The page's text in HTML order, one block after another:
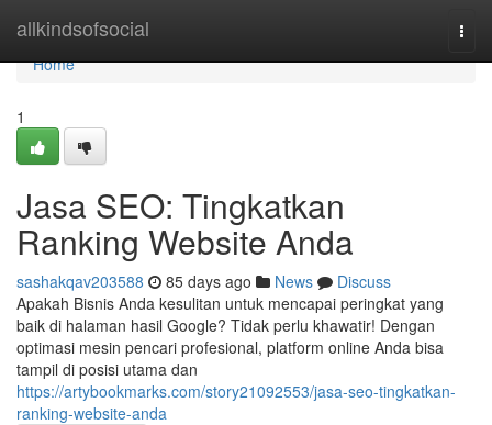
allkindsofsocial
Home
Home
1
Jasa SEO: Tingkatkan
Ranking Website Anda
sashakqav203588 85 days ago News
Discuss
Apakah Bisnis Anda kesulitan untuk mencapai peringkat yang
baik di halaman hasil Google? Tidak perlu khawatir! Dengan
optimasi mesin pencari profesional, platform online Anda bisa
tampil di posisi utama dan
https://artybookmarks.com/story21092553/jasa-seo-tingkatkan-
ranking-website-anda